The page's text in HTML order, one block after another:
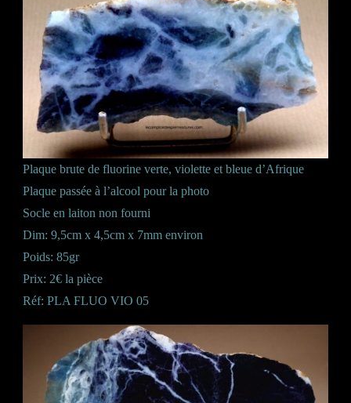
Plaque brute de fluorine verte, violette et bleue d’Afrique
Plaque passée à l’alcool pour la photo
Socle en laiton non fourni
Dim: 9,5cm x 4,5cm x 7mm environ
Poids: 85gr
Prix: 2€ la pièce
Réf: PLA FLUO VIO 05